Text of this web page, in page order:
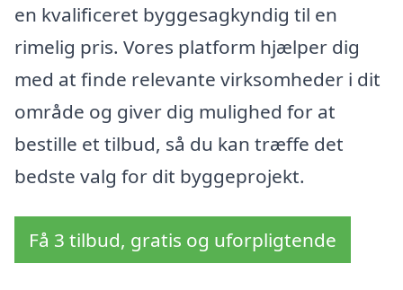
en kvalificeret byggesagkyndig til en
rimelig pris. Vores platform hjælper dig
med at finde relevante virksomheder i dit
område og giver dig mulighed for at
bestille et tilbud, så du kan træffe det
bedste valg for dit byggeprojekt.
Få 3 tilbud, gratis og uforpligtende